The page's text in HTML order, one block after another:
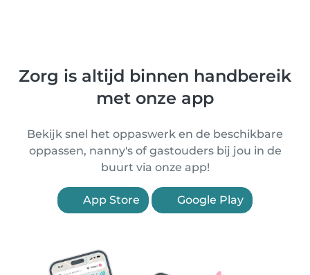
Zorg is altijd binnen handbereik
met onze app
Bekijk snel het oppaswerk en de beschikbare
oppassen, nanny's of gastouders bij jou in de
buurt via onze app!
App Store Google Play